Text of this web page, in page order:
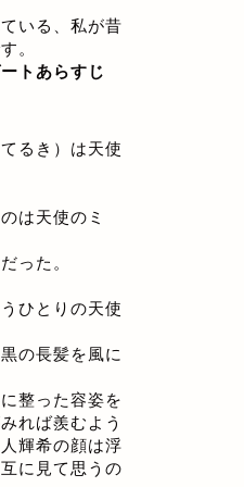
いる、私が昔
。
トあらすじ
るき）は天使
は天使のミ
った。
ひとりの天使
の長髪を風に
整った容姿を
れば羨むよう
輝希の顔は浮
に見て思うの